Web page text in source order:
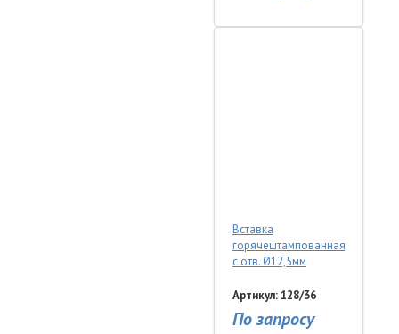
Вставка
горячештампованная
с отв. Ø12,5мм
Артикул: 128/36
По запросу